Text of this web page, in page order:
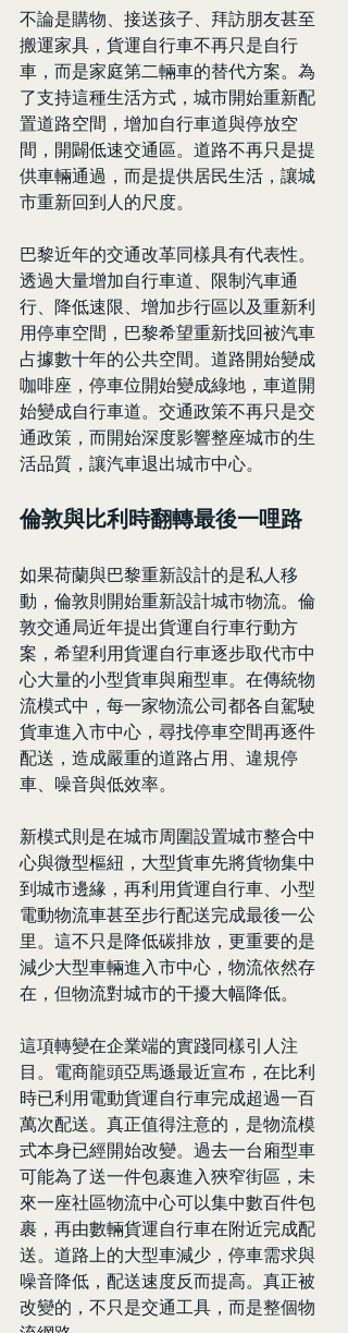
不論是購物、接送孩子、拜訪朋友甚至
搬運家具，貨運自行車不再只是自行
車，而是家庭第二輛車的替代方案。為
了支持這種生活方式，城市開始重新配
置道路空間，增加自行車道與停放空
間，開闢低速交通區。道路不再只是提
供車輛通過，而是提供居民生活，讓城
市重新回到人的尺度。
巴黎近年的交通改革同樣具有代表性。
透過大量增加自行車道、限制汽車通
行、降低速限、增加步行區以及重新利
用停車空間，巴黎希望重新找回被汽車
占據數十年的公共空間。道路開始變成
咖啡座，停車位開始變成綠地，車道開
始變成自行車道。交通政策不再只是交
通政策，而開始深度影響整座城市的生
活品質，讓汽車退出城市中心。
倫敦與比利時翻轉最後一哩路
如果荷蘭與巴黎重新設計的是私人移
動，倫敦則開始重新設計城市物流。倫
敦交通局近年提出貨運自行車行動方
案，希望利用貨運自行車逐步取代市中
心大量的小型貨車與廂型車。在傳統物
流模式中，每一家物流公司都各自駕駛
貨車進入市中心，尋找停車空間再逐件
配送，造成嚴重的道路占用、違規停
車、噪音與低效率。
新模式則是在城市周圍設置城市整合中
心與微型樞紐，大型貨車先將貨物集中
到城市邊緣，再利用貨運自行車、小型
電動物流車甚至步行配送完成最後一公
里。這不只是降低碳排放，更重要的是
減少大型車輛進入市中心，物流依然存
在，但物流對城市的干擾大幅降低。
這項轉變在企業端的實踐同樣引人注
目。電商龍頭亞馬遜最近宣布，在比利
時已利用電動貨運自行車完成超過一百
萬次配送。真正值得注意的，是物流模
式本身已經開始改變。過去一台廂型車
可能為了送一件包裹進入狹窄街區，未
來一座社區物流中心可以集中數百件包
裹，再由數輛貨運自行車在附近完成配
送。道路上的大型車減少，停車需求與
噪音降低，配送速度反而提高。真正被
改變的，不只是交通工具，而是整個物